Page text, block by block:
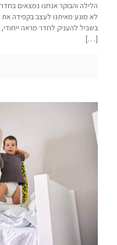
הלילה והבוקר אנחנו נמצאים
לא מונע מאיתנו לעצב בקפידה
בשביל להעניק לחדר מראה
[…]